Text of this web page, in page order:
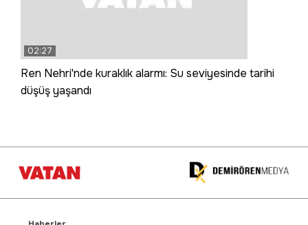
02:27
Ren Nehri'nde kuraklık alarmı: Su seviyesinde tarihi
düşüş yaşandı